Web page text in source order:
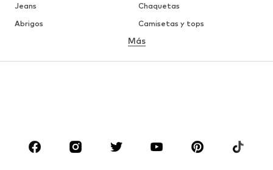
Jeans
Chaquetas
Abrigos
Camisetas y tops
Ropa interior
Zapatos
Deporte
Más